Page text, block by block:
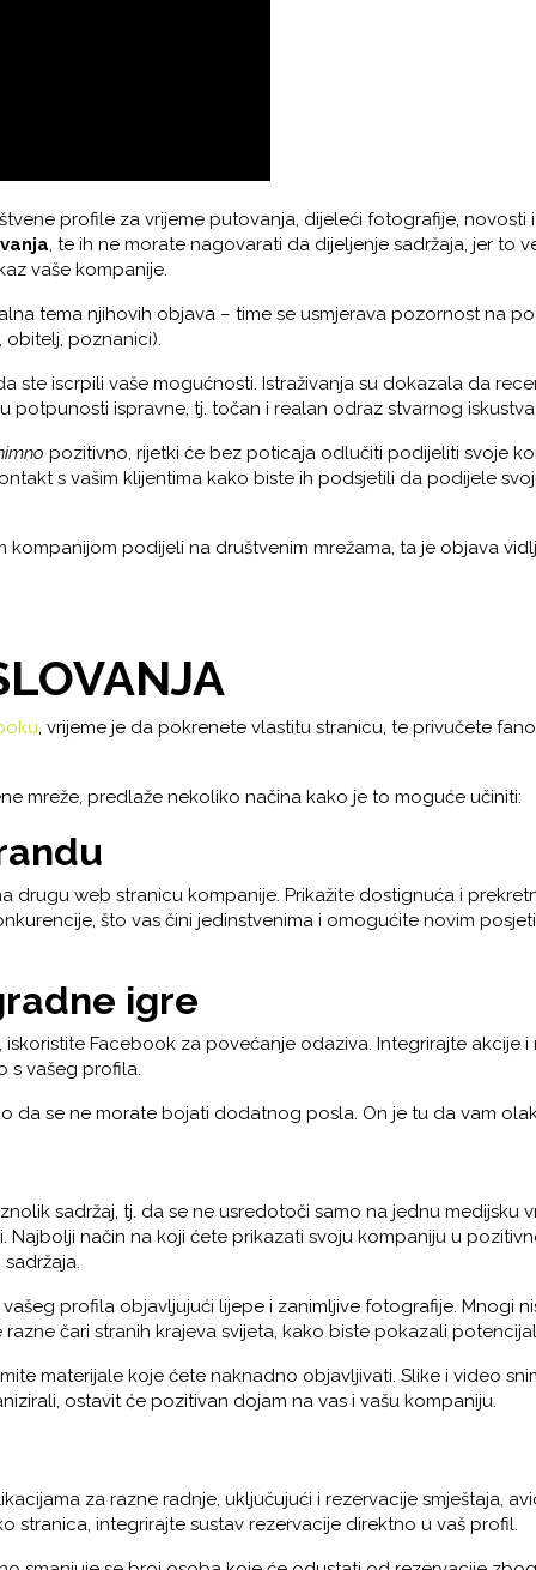
profile za vrijeme putovanja, dijeleći fotografije, novosti
, te ih ne morate nagovarati da dijeljenje sadržaja, jer to
vaše kompanije.
tema njihovih objava – time se usmjerava pozornost na
obitelj, poznanici).
ste iscrpili vaše mogućnosti. Istraživanja su dokazala da
potpunosti ispravne, tj. točan i realan odraz stvarnog
pozitivno, rijetki će bez poticaja odlučiti podijeliti svoje
s vašim klijentima kako biste ih podsjetili da podijele
podijeli na društvenim mrežama, ta je objava
, vrijeme je da pokrenete vlastitu stranicu, te privučete
mreže, predlaže nekoliko načina kako je to moguće učiniti:
drugu web stranicu kompanije. Prikažite dostignuća i
što vas čini jedinstvenima i omogućite novim
igre
Facebook za povećanje odaziva. Integrirajte akcije
s vašeg profila.
da se ne morate bojati dodatnog posla. On je tu da vam
sadržaj, tj. da se ne usredotoči samo na jednu medijsku
Najbolji način na koji ćete prikazati svoju kompaniju u
profila objavljujući lijepe i zanimljive fotografije. Mnogi
čari stranih krajeva svijeta, kako biste pokazali
materijale koje ćete naknadno objavljivati. Slike i video
ostavit će pozitivan dojam na vas i vašu kompaniju.
za razne radnje, uključujući i rezervacije smještaja,
integrirajte sustav rezervacije direktno u vaš profil.